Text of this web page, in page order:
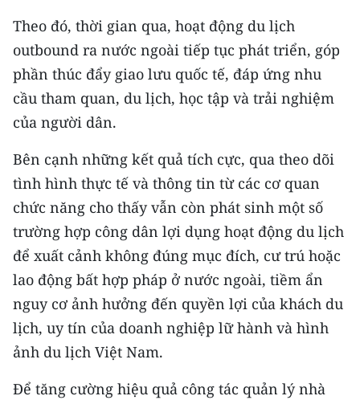
RADIO
MEDIA CENTER
E-Magazine
Video
Media Chính trị
Media Kinh tế
Media Văn hóa
Media Xã hội
Media Pháp luật
Media Du lịch
Media Thế giới
Theo đó, thời gian qua, hoạt động du lịch
outbound ra nước ngoài tiếp tục phát triển, góp
phần thúc đẩy giao lưu quốc tế, đáp ứng nhu
cầu tham quan, du lịch, học tập và trải nghiệm
của người dân.
Bên cạnh những kết quả tích cực, qua theo dõi
tình hình thực tế và thông tin từ các cơ quan
chức năng cho thấy vẫn còn phát sinh một số
trường hợp công dân lợi dụng hoạt động du lịch
để xuất cảnh không đúng mục đích, cư trú hoặc
lao động bất hợp pháp ở nước ngoài, tiềm ẩn
nguy cơ ảnh hưởng đến quyền lợi của khách du
lịch, uy tín của doanh nghiệp lữ hành và hình
ảnh du lịch Việt Nam.
Để tăng cường hiệu quả công tác quản lý nhà